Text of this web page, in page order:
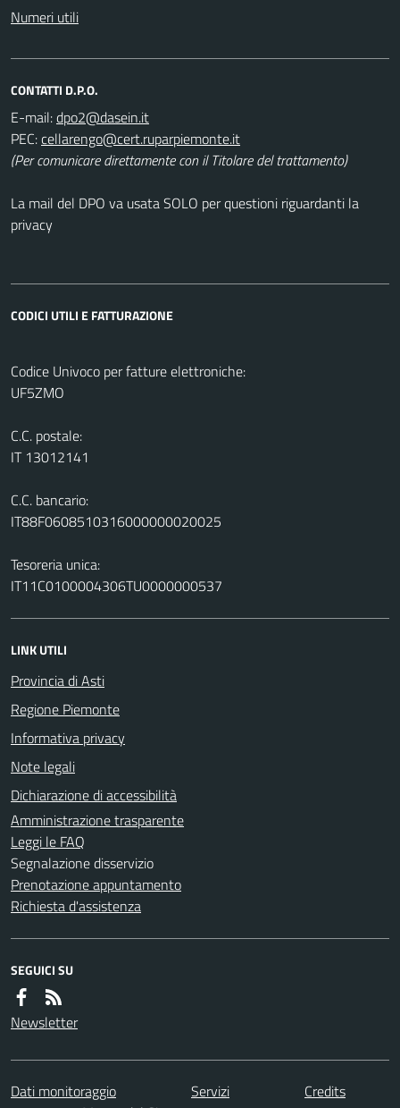
Numeri utili
CONTATTI D.P.O.
E-mail:
PEC:
(Per comunicare direttamente con il Titolare del trattamento)
La mail del DPO va usata SOLO per questioni riguardanti la
privacy
CODICI UTILI E FATTURAZIONE
Codice Univoco per fatture elettroniche:
UF5ZMO
C.C. postale:
IT 13012141
C.C. bancario:
IT88F0608510316000000020025
Tesoreria unica:
IT11C0100004306TU0000000537
LINK UTILI
Provincia di Asti
Regione Piemonte
Informativa privacy
Note legali
Dichiarazione di accessibilità
Amministrazione trasparente
Leggi le FAQ
Segnalazione disservizio
Prenotazione appuntamento
Richiesta d'assistenza
SEGUICI SU
Newsletter
Dati monitoraggio Servizi
Credits